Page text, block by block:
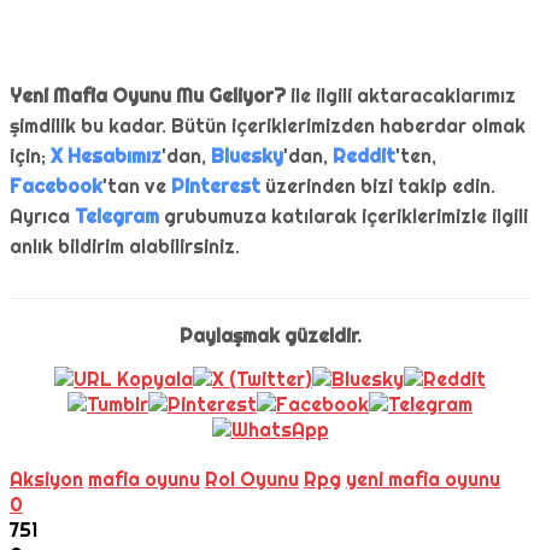
Yeni Mafia Oyunu Mu Geliyor? ile ilgili aktaracaklarımız
şimdilik bu kadar. Bütün içeriklerimizden haberdar olmak
için; X Hesabımız'dan, Bluesky'dan, Reddit'ten,
Facebook'tan ve Pinterest üzerinden bizi takip edin.
Ayrıca Telegram grubumuza katılarak içeriklerimizle ilgili
anlık bildirim alabilirsiniz.
Paylaşmak güzeldir.
Aksiyon mafia oyunu Rol Oyunu Rpg yeni mafia oyunu
0
751